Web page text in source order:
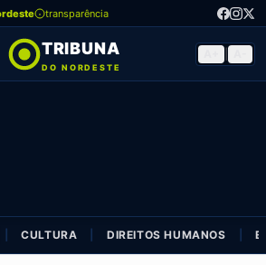
transparência
TRIBUNA
DO NORDESTE
CULTURA DIREITOS HUMANOS